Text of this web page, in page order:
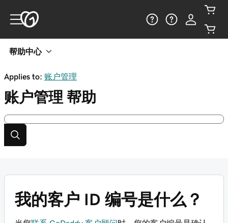
帮助中心
Applies to: 账户管理
账户管理 帮助
我的客户 ID 编号是什么？